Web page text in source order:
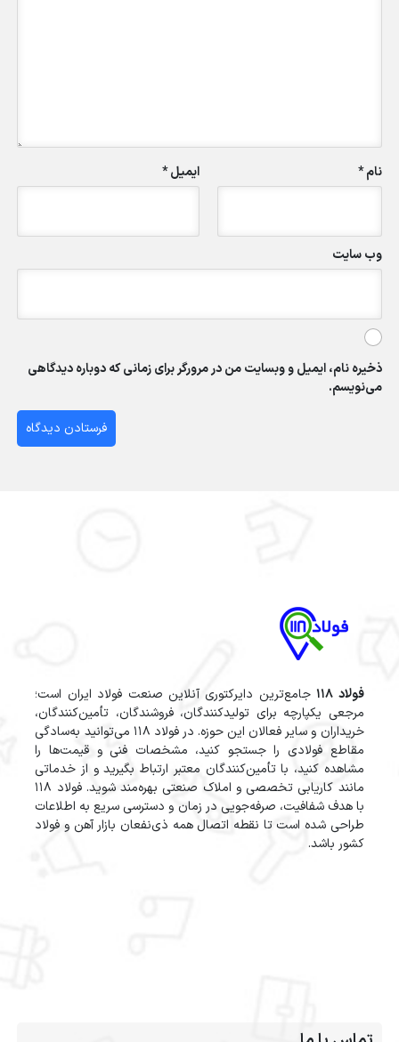
نام* ایمیل*
وب‌ سایت
ذخیره نام، ایمیل و وبسایت من در مرورگر برای زمانی که دوباره دیدگاهی
می‌نویسم.
فولاد 118
جامع‌ترین دایرکتوری آنلاین صنعت فولاد ایران است؛
مرجعی یکپارچه برای تولیدکنندگان، فروشندگان، تأمین‌کنندگان،
خریداران و سایر فعالان این حوزه. در فولاد 118 می‌توانید به‌سادگی
مقاطع فولادی را جستجو کنید، مشخصات فنی و قیمت‌ها را
مشاهده کنید، با تأمین‌کنندگان معتبر ارتباط بگیرید و از خدماتی
مانند کاریابی تخصصی و املاک صنعتی بهره‌مند شوید. فولاد 118
با هدف شفافیت، صرفه‌جویی در زمان و دسترسی سریع به اطلاعات
طراحی شده است تا نقطه اتصال همه ذی‌نفعان بازار آهن و فولاد
کشور باشد.